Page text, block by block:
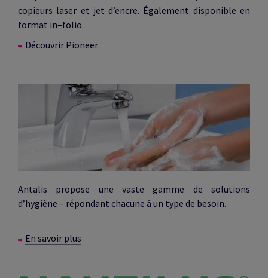
copieurs laser et jet d’encre. Également disponible en
format in–folio.
Découvrir Pioneer
Antalis propose une vaste gamme de solutions
d’hygiène – répondant chacune à un type de besoin.
En savoir plus